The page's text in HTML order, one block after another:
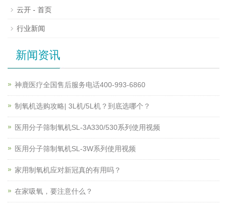
云开 - 首页
行业新闻
新闻资讯
神鹿医疗全国售后服务电话400-993-6860
制氧机选购攻略| 3L机/5L机？到底选哪个？
医用分子筛制氧机SL-3A330/530系列使用视频
医用分子筛制氧机SL-3W系列使用视频
家用制氧机应对新冠真的有用吗？
在家吸氧，要注意什么？